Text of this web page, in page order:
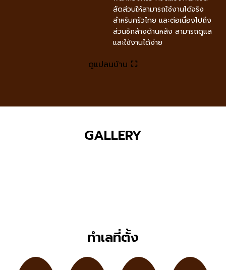
สัดส่วนให้สามารถใช้งานได้จริง
สำหรับครัวไทย และต่อเนื่องไปถึง
ส่วนซักล้างด้านหลัง สามารถดูแล
และใช้งานได้ง่าย
ดูแปลนบ้าน
GALLERY
ทำเลที่ตั้ง